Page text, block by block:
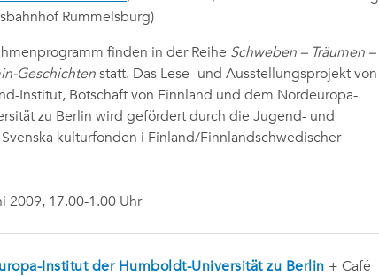
Rummelsburg)
finden in der Reihe Schweben – Träumen –
Geschichtenstatt. Das Lese- und Ausstellungsprojekt von
Institut, Botschaft von Finnland und dem Nordeuropa-
zu Berlin wird gefördert durch die Jugend- und
kulturfonden i Finland/Finnlandschwedischer
2009, 17.00-1.00 Uhr
Institut der Humboldt-Universität zu Berlin + Café